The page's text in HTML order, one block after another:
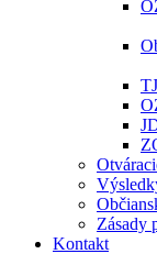
Zásady
Kontakt